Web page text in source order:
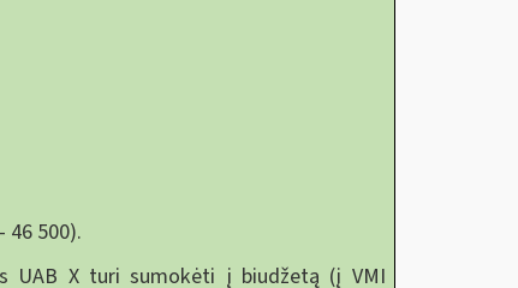
46 500).
UAB X turi sumokėti į biudžetą (į VMI